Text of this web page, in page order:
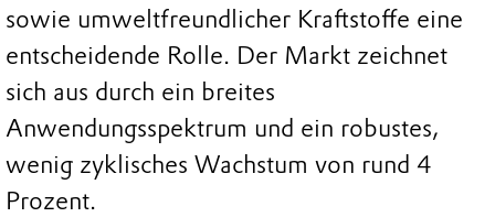
sowie umweltfreundlicher Kraftstoffe eine
entscheidende Rolle. Der Markt zeichnet
sich aus durch ein breites
Anwendungsspektrum und ein robustes,
wenig zyklisches Wachstum von rund 4
Prozent.